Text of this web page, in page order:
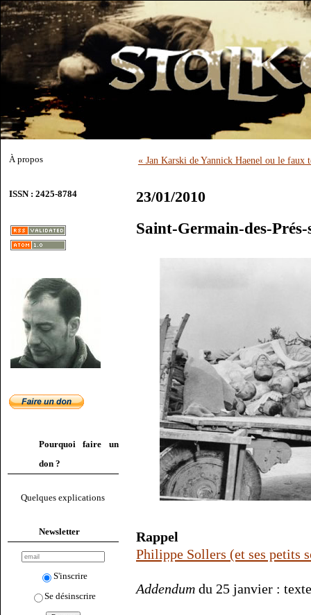
À propos
ISSN : 2425-8784
Pourquoi faire un
don ?
Quelques explications
Newsletter
S'inscrire
Se désinscrire
« Jan Karski de Yannick Haenel ou le faux
23/01/2010
Saint-Germain-des-
Rappel
Philippe Sollers (et ses petits
Addendum du 25 janvier :